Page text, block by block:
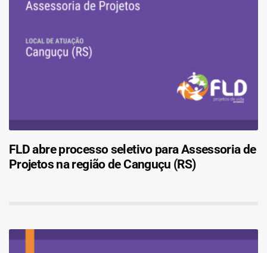
FLD abre processo seletivo para Assessoria de
Projetos na região de Canguçu (RS)